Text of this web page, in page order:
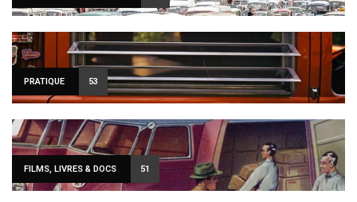
PRATIQUE 53
FILMS, LIVRES & DOCS 51